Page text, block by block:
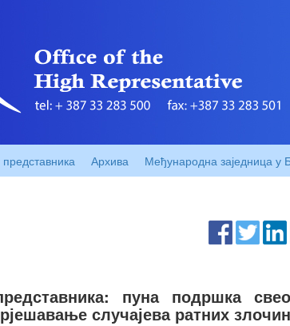
Архива Међународна заједница у
пуна подршка
случајева ратних